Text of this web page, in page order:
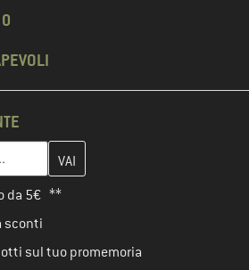
e-mail e crea il tuo account cliente
da 5€ **
sconti
sul tuo promemoria